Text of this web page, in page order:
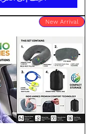
New Arrival